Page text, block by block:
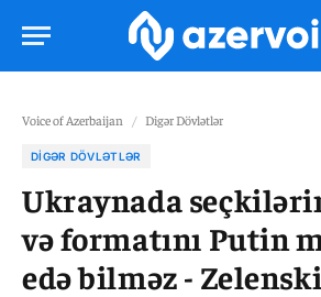
Voice of Azerbaijan / Digər Dövlətlər
DIGƏR DÖVLƏTLƏR
Ukraynada
və formatını Putin
edə bilməz - Zelenski